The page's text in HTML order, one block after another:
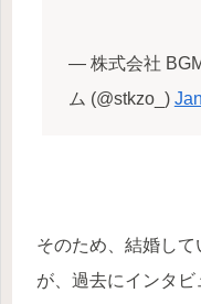
— 株式会社
ム (@stkzo_)
そのため、結婚し
が、過去にインタ